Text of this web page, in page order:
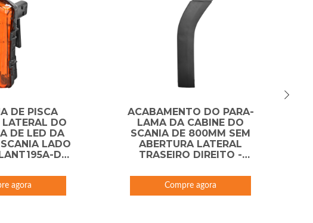
DE PISCA
DO
DE LED DA
LADO
D-
agora
ACABAMENTO DO PARA-
LAMA DA CABINE DO
SCANIA DE 800MM SEM
ABERTURA LATERAL
TRASEIRO DIREITO -
Compre agora